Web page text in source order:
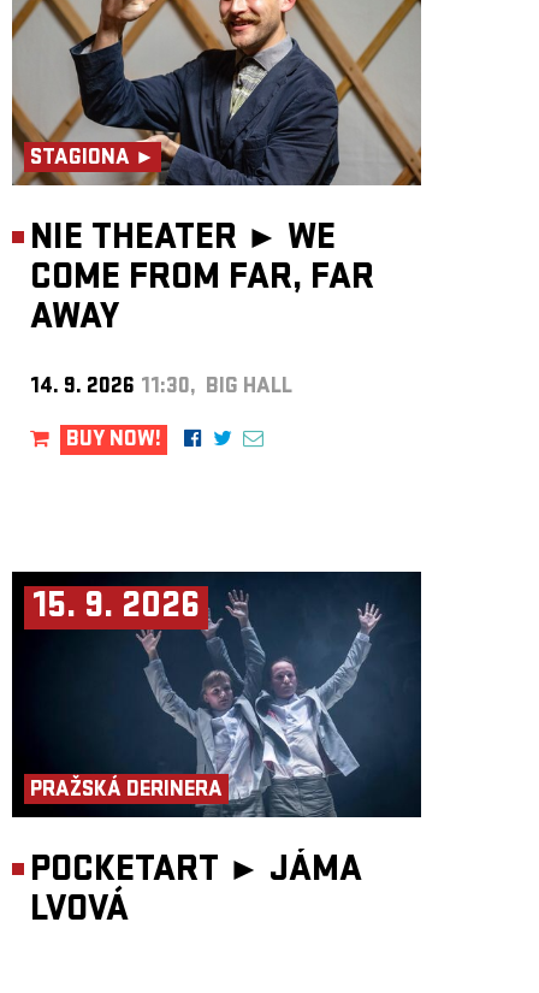
STAGIONA ►
NIE THEATER ► WE
COME FROM FAR, FAR
AWAY
14. 9. 2026 11:30, BIG HALL
BUY NOW!
15. 9. 2026
PRAŽSKÁ DERINERA
POCKETART ► JÁMA
LVOVÁ